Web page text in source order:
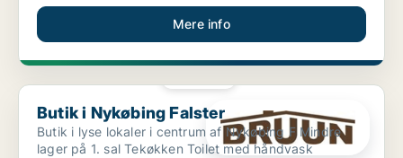
Mere info
Butik i Nykøbing Falster
Butik i Nykøbing Falster
Butik i lyse lokaler i centrum af Nykøbing F Mindre
lager på 1. sal Tekøkken Toilet med håndvask